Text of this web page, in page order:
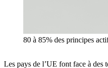
80 à 85% des principes
Les pays de l’UE font face à des